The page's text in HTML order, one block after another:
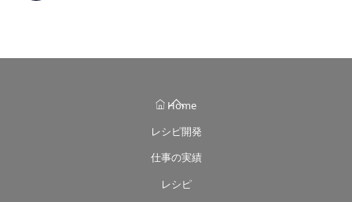
Back
Top
Home
レシピ開発
仕事の実績
レシピ